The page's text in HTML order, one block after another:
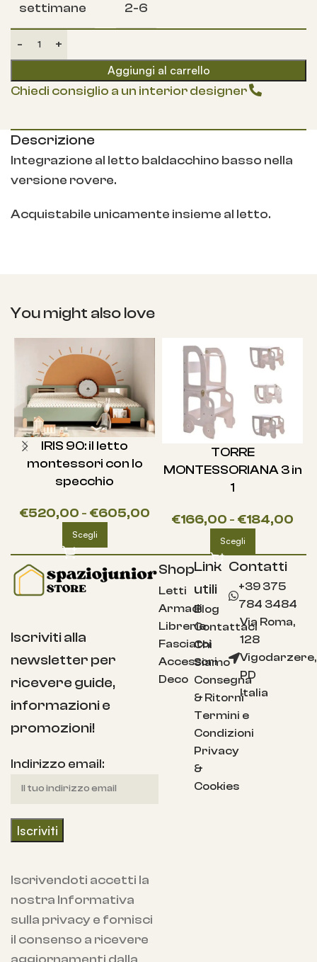
settimane
2-6
Aggiungi al carrello
Chiedi consiglio a un interior designer
Descrizione
Integrazione al letto baldacchino basso nella
versione rovere.
Acquistabile unicamente insieme al letto.
You might also love
IRIS 90: il letto
montessori con lo
specchio
€520,00 - €605,00
Scegli
TORRE
MONTESSORIANA 3 in
1
€166,00 - €184,00
Scegli
Iscriviti alla
newsletter per
ricevere guide,
informazioni e
promozioni!
Indirizzo email:
Iscrivendoti accetti la
nostra Informativa
sulla privacy e fornisci
il consenso a ricevere
Shop
Letti
Armadi
Librerie
Fasciatoi
Accessori
Deco
Link
utili
Blog
Contattaci
Chi
Siamo
Consegna
& Ritorni
Termini e
Condizioni
Privacy
&
Cookies
Contatti
+39 375
784 3484
Via Roma,
128
Vigodarzere,
PD
Italia